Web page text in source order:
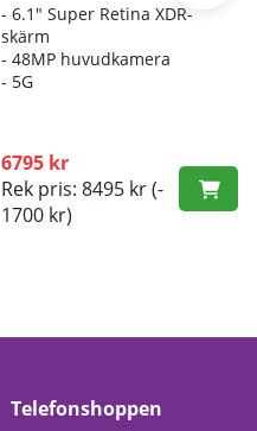
- 6.1″ Super Retina XDR-
skärm
- 48MP huvudkamera
- 5G
6795 kr
Rek pris: 8495 kr(-
1700 kr)
Telefonshoppen